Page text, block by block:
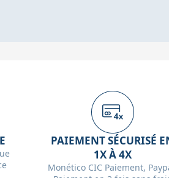
PAIEMENT SÉCURISÉ
1X À 4X
Monético CIC Paiement,